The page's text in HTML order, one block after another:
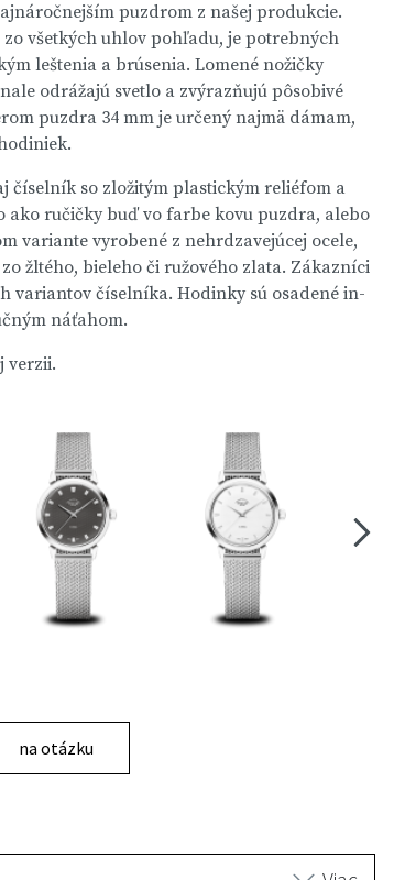
puzdrom z našej produkcie.
všetkých uhlov pohľadu, je potrebných
leštenia a brúsenia. Lomené nožičky
odrážajú svetlo a zvýrazňujú pôsobivé
puzdra 34 mm je určený najmä dámam,
číselník so zložitým plastickým reliéfom a
ako ručičky buď vo farbe kovu puzdra, alebo
variante vyrobené z nehrdzavejúcej ocele,
žltého, bieleho či ružového zlata. Zákazníci
variantov číselníka. Hodinky sú osadené in-
náťahom.
verzii.
na otázku